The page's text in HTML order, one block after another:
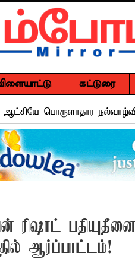
கட்டுரை
பொருளாதார
பரீட்சைக்கு
மகளிர் கல்லூரிக்கு
மடி கணனிகள்;
தாய்ப்பால் ஊட்டல் வாரத்தை
அர்ப்பணிப்புச் சேவைக்கு
சேவைக்காக
பதியுதீனை
ஆர்ப்பாட்டம்!